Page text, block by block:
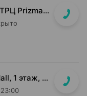
пр-т Партизанский, д. 79, пом. 22 (ТРЦ Prizma, подземный этаж вход возле м-на Мила)
ул. П.Мстиславца, д. 11 (ТЦ Dana Mall, 1 этаж, вход напротив инфоцентра м-на Green)